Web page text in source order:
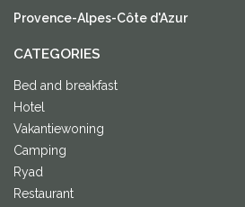
Provence-Alpes-Côte d'Azur
CATEGORIES
Bed and breakfast
Hotel
Vakantiewoning
Camping
Ryad
Restaurant